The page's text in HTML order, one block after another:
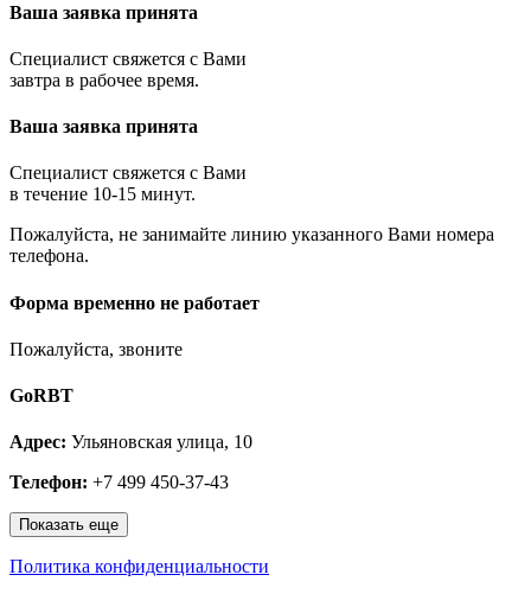
Клин
Королёв
Котельники
Красногорск
Краснознаменск
Кубинка
Ликино-Дулёво
Лобня
Луховицы
Люберцы
Малаховка
Можайск
Москва и МО
Наро-Фоминск
Ногинск
Одинцово
Ожерелье
Орехово-Зуево
Ваша заявка принята
Специалист свяжется с Вами
завтра в рабочее время.
Ваша заявка принята
Специалист свяжется с Вами
в течение 10-15 минут.
Пожалуйста, не занимайте линию указанного Вами номера
телефона.
Форма временно не работает
Пожалуйста, звоните
GoRBT
Адрес: Ульяновская улица, 10
Телефон: +7 499 450-37-43
Показать еще
Политика конфиденциальности